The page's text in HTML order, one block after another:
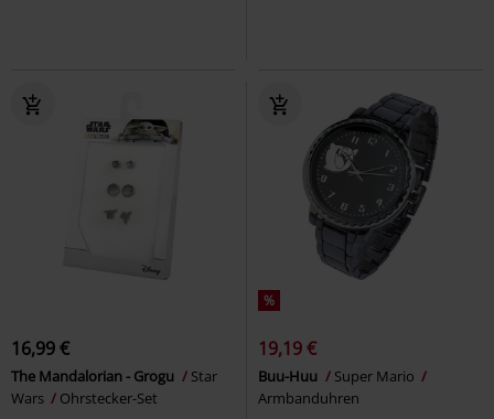
16,99 €
The Mandalorian - Grogu
Star
Wars
Ohrstecker-Set
%
19,19 €
Buu-Huu
Super Mario
Armbanduhren